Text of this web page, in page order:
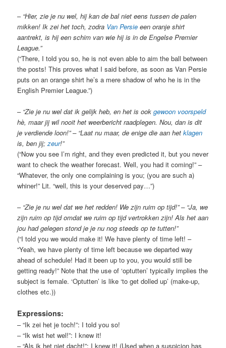
– “Hier, zie je nu wel, hij kan de bal niet eens tussen de palen
mikken! Ik zei het toch, zodra Van Persie een oranje shirt
aantrekt, is hij een schim van wie hij is in de Engelse Premier
League.”
(“There, I told you so, he is not even able to aim the ball between
the posts! This proves what I said before, as soon as Van Persie
puts on an orange shirt he’s a mere shadow of who he is in the
English Premier League.”)
– “Zie je nu wel dat ik gelijk heb, en het is ookgewoon voorspeld
hè, maar jij wil nooit het weerbericht raadplegen. Nou, dan is dit
je verdiende loon!” – “Laat nu maar, de enige die aan hetklagen
is, ben jij;zeur!”
(“Now you see I’m right, and they even predicted it, but you never
want to check the weather forecast. Well, you had it coming!” –
“Whatever, the only one complaining is you; (you are such a)
whiner!” Lit. “well, this is your deserved pay…”)
– “Zie je nu wel dat we het redden! We zijn ruim op tijd!” – “Ja, we
zijn ruim op tijd omdat we ruim op tijd vertrokken zijn! Als het aan
jou had gelegen stond je je nu nog steeds op te tutten!”
(“I told you we would make it! We have plenty of time left! –
“Yeah, we have plenty of time left because we departed way
ahead of schedule! Had it been up to you, you would still be
getting ready!” Note that the use of ‘optutten’ typically implies the
subject is female. ‘Optutten’ is like ‘to get dolled up’ (make-up,
clothes etc.))
Expressions:
– “Ik zei het je toch!”: I told you so!
– “Ik wist het wel!”: I knew it!
– “Als ik het niet dacht!”: I knew it! (Used when a suspicion has